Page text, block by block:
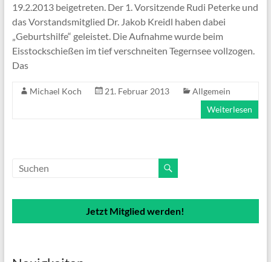
19.2.2013 beigetreten. Der 1. Vorsitzende Rudi Peterke und
das Vorstandsmitglied Dr. Jakob Kreidl haben dabei
„Geburtshilfe“ geleistet. Die Aufnahme wurde beim
Eisstockschießen im tief verschneiten Tegernsee vollzogen.
Das
Michael Koch 21. Februar 2013
Allgemein
Weiterlesen
Jetzt Mitglied werden!